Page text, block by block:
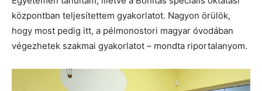
központban teljesítettem gyakorlatot. Nagyon örülök,
hogy most pedig itt, a pélmonostori magyar óvodában
végezhetek szakmai gyakorlatot – mondta riportalanyom.